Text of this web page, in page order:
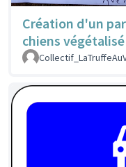
Création d'un
chiens végétalisé